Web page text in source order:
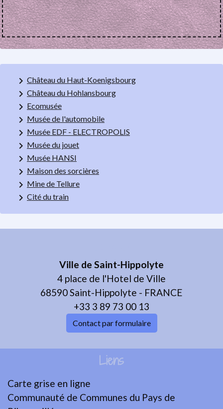
keyboard_arrow_right Château du Haut-Koenigsbourg
keyboard_arrow_right Château du Hohlansbourg
keyboard_arrow_right Ecomusée
keyboard_arrow_right Musée de l'automobile
keyboard_arrow_right Musée EDF - ELECTROPOLIS
keyboard_arrow_right Musée du jouet
keyboard_arrow_right Musée HANSI
keyboard_arrow_right Maison des sorcières
keyboard_arrow_right Mine de Tellure
keyboard_arrow_right Cité du train
Ville de Saint-Hippolyte
4 place de l'Hotel de Ville
68590 Saint-Hippolyte - FRANCE
+33 3 89 73 00 13
Contact par formulaire
Liens
Carte grise en ligne
Communauté de Communes du Pays de